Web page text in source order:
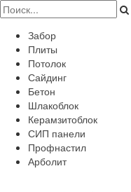
Забор
Плиты
Потолок
Сайдинг
Бетон
Шлакоблок
Керамзитоблок
СИП панели
Профнастил
Арболит